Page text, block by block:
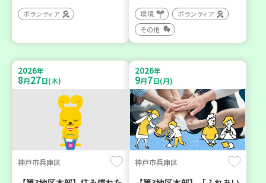
ボランティア 環境
ボランティア
その他
2026年
8月27日(木)
神戸市兵庫区
2026年
9月7日(月)
神戸市兵庫区